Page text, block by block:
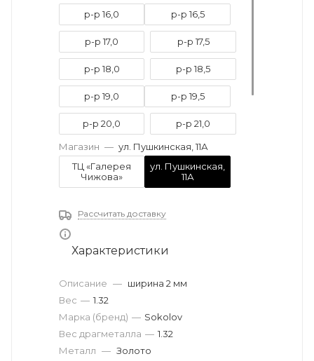
р-р 16,0 р-р 16,5
р-р 17,0 р-р 17,5
р-р 18,0 р-р 18,5
р-р 19,0 р-р 19,5
р-р 20,0 р-р 21,0
р-р 21,5 р-р 22,0
р-р 22,5 р-р 23,0
Магазин — ул. Пушкинская, 11А
ТЦ «Галерея
Чижова»
ул. Пушкинская,
11А
Рассчитать доставку
Характеристики
Описание — ширина 2 мм
Вес драгметалла — 1.32
Марка (бренд) — Sokolov
Вес — 1.32
Металл — Золото